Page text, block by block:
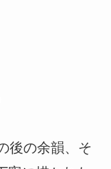
後の余韻、そ